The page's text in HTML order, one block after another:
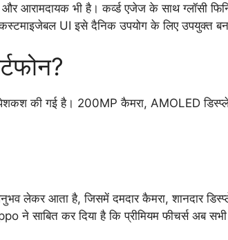
आरामदायक भी है। कर्व्ड एजेज के साथ ग्लॉसी
UI इसे दैनिक उपयोग के लिए उपयुक्त
की गई है। 200MP कैमरा, AMOLED
लेकर आता है, जिसमें दमदार कैमरा, शानदार
ने साबित कर दिया है कि प्रीमियम फीचर्स अब